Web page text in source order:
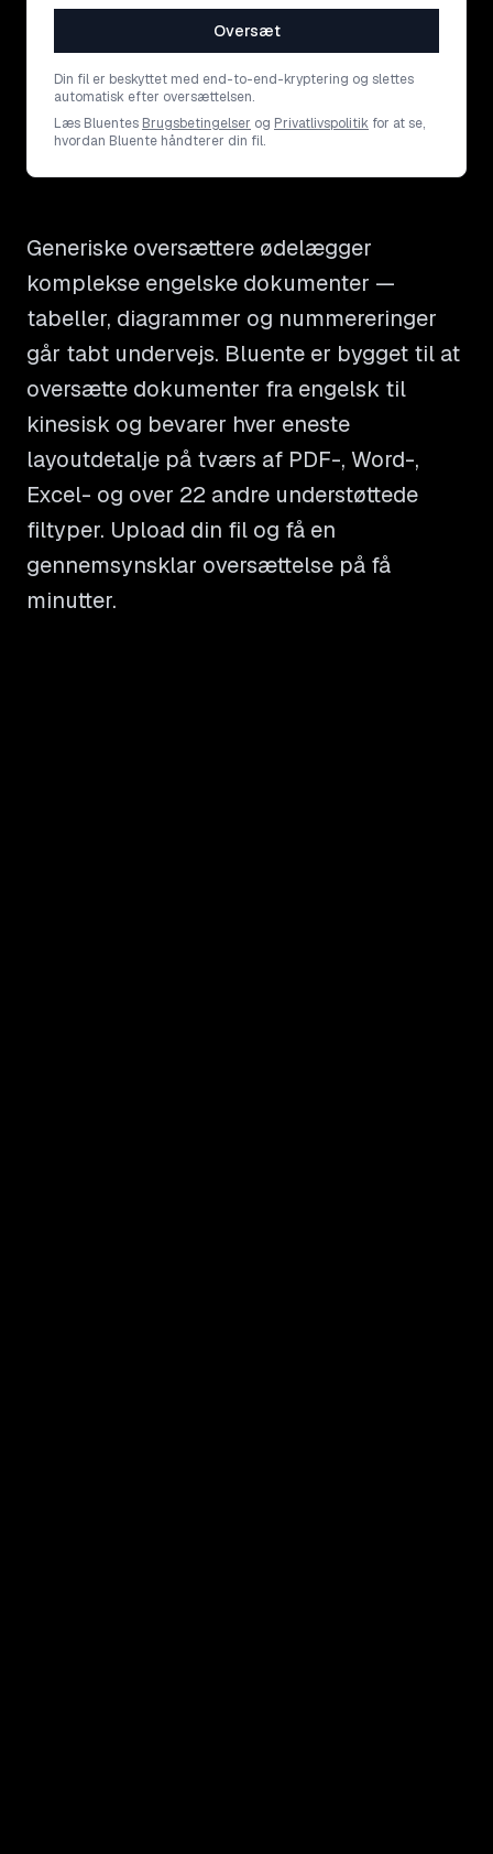
Oversæt
Din fil er beskyttet med end-to-end-kryptering og slettes
automatisk efter oversættelsen.
Læs Bluentes Brugsbetingelser og Privatlivspolitik for at se,
hvordan Bluente håndterer din fil.
Generiske oversættere ødelægger
komplekse engelske dokumenter —
tabeller, diagrammer og nummereringer
går tabt undervejs. Bluente er bygget til at
oversætte dokumenter fra engelsk til
kinesisk og bevarer hver eneste
layoutdetalje på tværs af PDF-, Word-,
Excel- og over 22 andre understøttede
filtyper. Upload din fil og få en
gennemsynsklar oversættelse på få
minutter.